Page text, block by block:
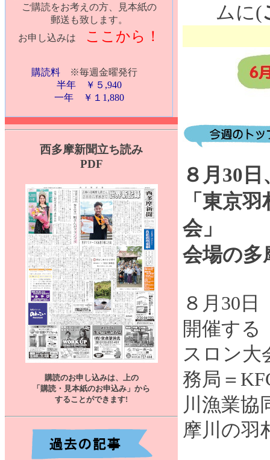
ご購読をお考えの方、見本紙の
郵送も致します。
お申し込みは
ここから！
購読料
※毎週金曜発行
半年 ￥５,940
一年 ￥１1,880
西多摩新聞立ち読み
PDF
購読のお申し込みは、上の
「購読・見本紙のお申込み」から
することができます!
ムに(
８月30
「東京
会」
会場の多
８月30
開催する
スロン大
務局＝
川漁業協
摩川の羽